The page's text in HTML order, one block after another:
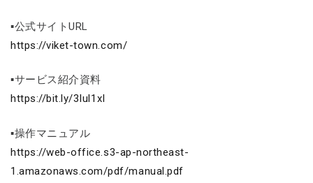
▪公式サイトURL
https://viket-town.com/
▪サービス紹介資料
https://bit.ly/3Iul1xI
▪操作マニュアル
https://web-office.s3-ap-northeast-
1.amazonaws.com/pdf/manual.pdf